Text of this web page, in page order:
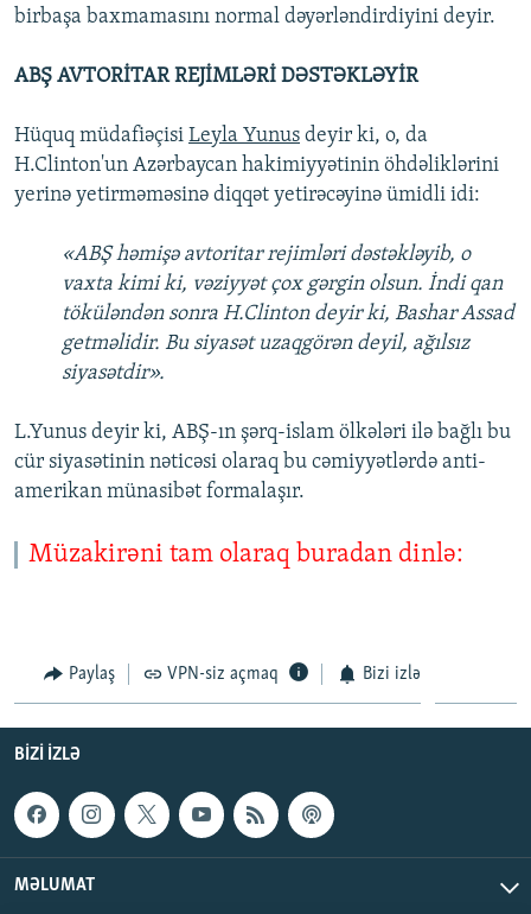
birbaşa baxmamasını normal dəyərləndirdiyini deyir.
ABŞ AVTORİTAR REJİMLƏRİ DƏSTƏKLƏYİR
Hüquq müdafiəçisi Leyla Yunus deyir ki, o, da
H.Clinton'un Azərbaycan hakimiyyətinin öhdəliklərini
yerinə yetirməməsinə diqqət yetirəcəyinə ümidli idi:
«ABŞ həmişə avtoritar rejimləri dəstəkləyib, o
vaxta kimi ki, vəziyyət çox gərgin olsun. İndi qan
töküləndən sonra H.Clinton deyir ki, Bashar Assad
getməlidir. Bu siyasət uzaqgörən deyil, ağılsız
siyasətdir».
L.Yunus deyir ki, ABŞ-ın şərq-islam ölkələri ilə bağlı bu
cür siyasətinin nəticəsi olaraq bu cəmiyyətlərdə anti-
amerikan münasibət formalaşır.
Müzakirəni tam olaraq buradan dinlə:
Paylaş VPN-siz açmaq Bizi izlə
BIZI IZLƏ
MƏLUMAT